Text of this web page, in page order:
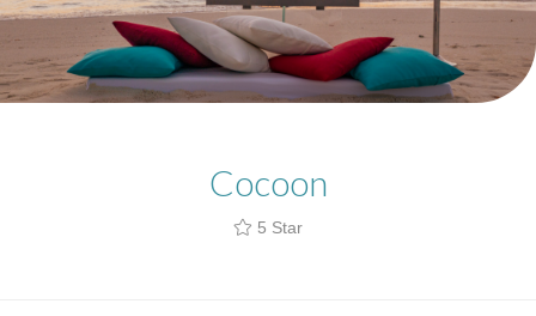
Cocoon
5 Star